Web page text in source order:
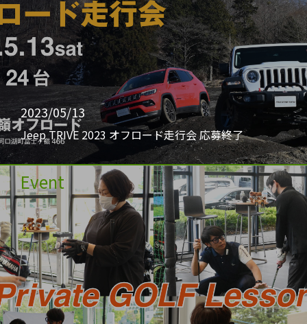
2023/05/13
Jeep TRIVE 2023 オフロード走行会 応募終了
Event